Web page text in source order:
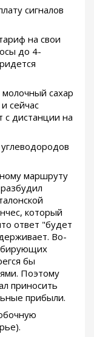
сигналов
на свои
до 4-
сахар
сейчас
с дистанции на
маршруту
который
ответ "будет
Во-
бы
Поэтому
приносить
прибыли.